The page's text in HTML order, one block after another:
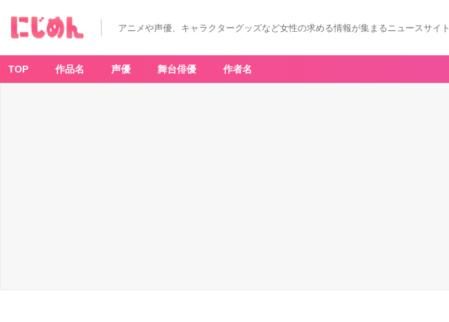
（魘
-
ニ
メ
情
アニメや声優、キャラクターグッズなど女性の求める情報が集まるニュースサイト
TOP 作品名 声優 舞台俳優 作者名